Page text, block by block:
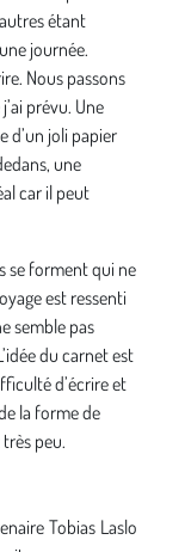
étant
journée.
Nous passons
prévu. Une
d’un joli papier
une
car il peut
se forment qui ne
est ressenti
semble pas
du carnet est
d’écrire et
la forme de
peu.
Tobias Laslo